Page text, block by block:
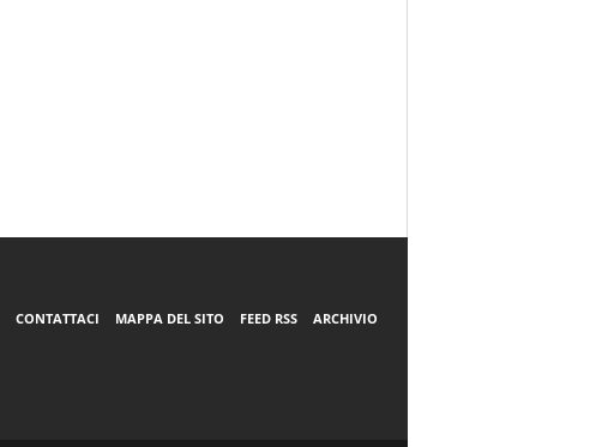
CONTATTACI MAPPA DEL SITO FEED RSS ARCHIVIO